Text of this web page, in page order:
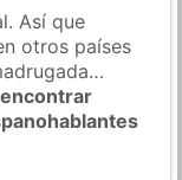
Así que
otros países